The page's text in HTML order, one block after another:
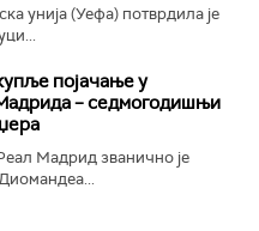
унија (Уефа) потврдила је
појачање у
– седмогодишњи
Мадрид званично је